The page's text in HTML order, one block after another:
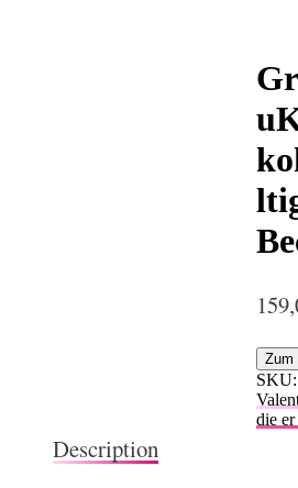
Zum
SKU:
die
Description